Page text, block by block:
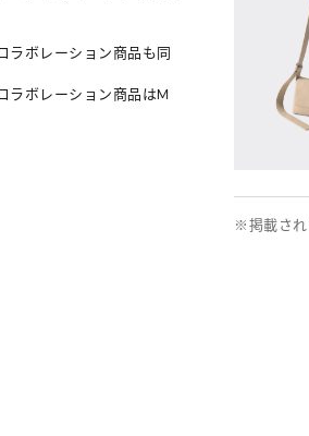
ラボレーション商品も同
ラボレーション商品はM
※掲載され